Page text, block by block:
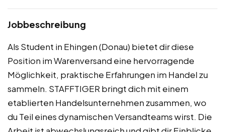
Jobbeschreibung
Als Student in Ehingen (Donau) bietet dir diese
Position im Warenversand eine hervorragende
Möglichkeit, praktische Erfahrungen im Handel zu
sammeln. STAFFTIGER bringt dich mit einem
etablierten Handelsunternehmen zusammen, wo
du Teil eines dynamischen Versandteams wirst. Die